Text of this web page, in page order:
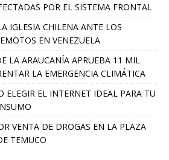
POR EL SISTEMA FRONTAL
IGLESIA CHILENA ANTE LOS
EN VENEZUELA
LA ARAUCANÍA APRUEBA 11 MIL
LA EMERGENCIA CLIMÁTICA
ELEGIR EL INTERNET IDEAL PARA TU
VENTA DE DROGAS EN LA PLAZA
TEMUCO